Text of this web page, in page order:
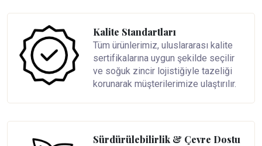
Kalite Standartları
Tüm ürünlerimiz, uluslararası kalite
sertifikalarına uygun şekilde seçilir
ve soğuk zincir lojistiğiyle tazeliği
korunarak müşterilerimize ulaştırılır.
Sürdürülebilirlik & Çevre Dostu